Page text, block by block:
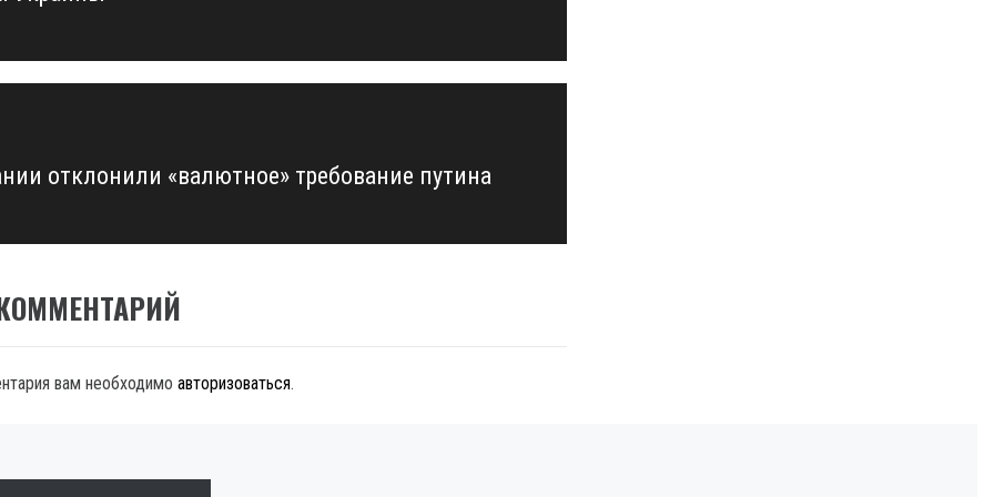
отклонили «валютное» требование путина
вам необходимо авторизоваться.